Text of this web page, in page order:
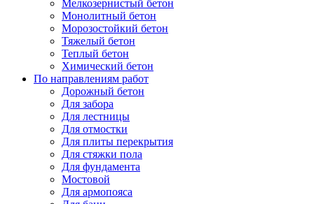
Мелкозернистый бетон
Монолитный бетон
Морозостойкий бетон
Тяжелый бетон
Теплый бетон
Химический бетон
По направлениям работ
Дорожный бетон
Для забора
Для лестницы
Для отмостки
Для плиты перекрытия
Для стяжки пола
Для фундамента
Мостовой
Для армопояса